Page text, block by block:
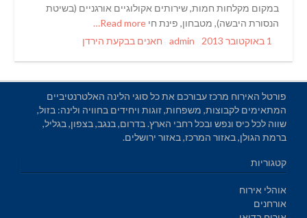
במקום מקלחות חמות, שירותים אקולוגיים אורגניים (בשיטת
הנסורת היבשה), מטבחון, פינת חי
Posted1 באוקטובר 2013 Author
admin
Categories
חאנים בבקעת הירדן
פורטל האירוח מרכז עבורכם את כל סוגי הלינה האלטרנטיביים
המתאימים לקבוצות, משפחות, זוגות ויחידים בחוויה ולינה: בזול,
שווה לכל כיס ונפש ובכל רחבי הארץ. בדרום, בנגב, בצפון, בגליל,
ברמת הגולן, באזור המרכז, באזור ירושלים.
קטגוריות
אוהלי אירוח
אורחנים